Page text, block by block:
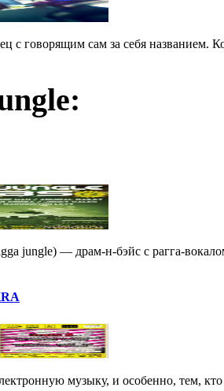
с говорящим сам за себя
jungle) — драм-н-бэйс с рагга-
музыку, и особенно, тем,